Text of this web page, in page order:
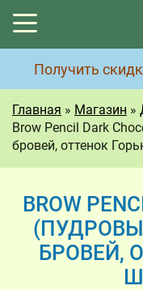
Получить
Главная » Магазин »
Brow Pencil Dark
бровей, оттенок
BROW
БРОВЕЙ,